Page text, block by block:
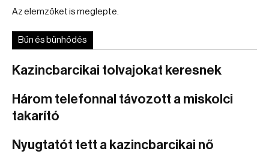
Az elemzőket is meglepte.
Bűn és bűnhődés
Kazincbarcikai tolvajokat keresnek
Három telefonnal távozott a miskolci
takarító
Nyugtatót tett a kazincbarcikai nő